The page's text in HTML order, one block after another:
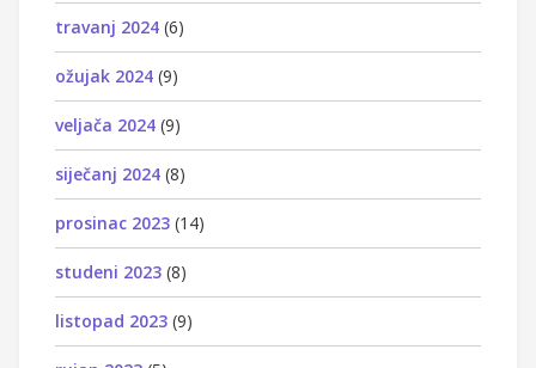
travanj 2024 (6)
ožujak 2024 (9)
veljača 2024 (9)
siječanj 2024 (8)
prosinac 2023 (14)
studeni 2023 (8)
listopad 2023 (9)